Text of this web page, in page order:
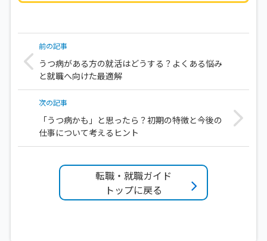
前の記事
うつ病がある方の就活はどうする？よくある悩み
と就職へ向けた最適解
次の記事
「うつ病かも」と思ったら？初期の特徴と今後の
仕事について考えるヒント
転職・就職ガイド
トップに戻る